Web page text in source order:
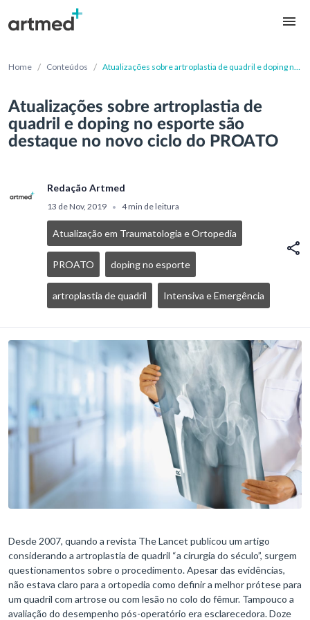
Home / Conteúdos / Atualizações sobre artroplastia de quadril e doping no
Atualizações sobre artroplastia de
quadril e doping no esporte são
destaque no novo ciclo do PROATO
Redação Artmed
13 de Nov, 2019 • 4 min de leitura
Atualização em Traumatologia e Ortopedia
PROATO doping no esporte
artroplastia de quadril Intensiva e Emergência
Desde 2007, quando a revista The Lancet publicou um artigo
considerando a artroplastia de quadril “a cirurgia do século”, surgem
questionamentos sobre o procedimento. Apesar das evidências,
não estava claro para a ortopedia como definir a melhor prótese para
um quadril com artrose ou com lesão no colo do fêmur. Tampouco a
avaliação do desempenho pós-operatório era esclarecedora. Doze